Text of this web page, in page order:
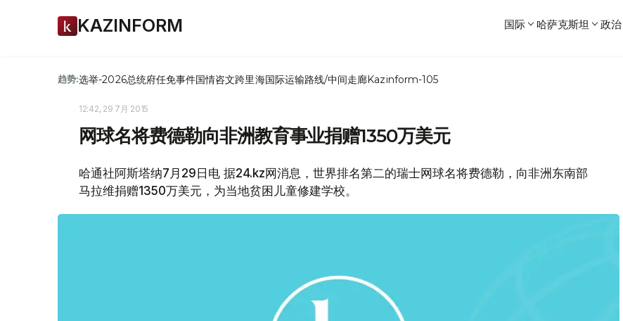
KAZINFORM 国际 哈萨克斯坦 政治
趋势:选举-2026总统府任免事件国情咨文跨里海国际运输路线/中间走廊Kazinform-105
12:42, 29 7月 2015
网球名将费德勒向非洲教育事业捐赠1350万美元
哈通社阿斯塔纳7月29日电 据24.kz网消息，世界排名第二的瑞士网球名将费德勒，向非洲东南部
马拉维捐赠1350万美元，为当地贫困儿童修建学校。